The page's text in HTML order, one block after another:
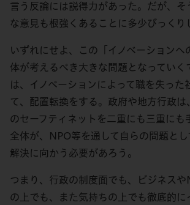
言う反論には説得力があった。だが、そ
な意見も根強くあることに多少びっくり
いずれにせよ、この「イノベーションへ
体が考えるべき大きな問題となっていく
は、イノベーションによって職を失った
て、配置転換をする。政府や地方行政は
のセーフティネットを二重にも三重にも
全体が、NPO等を通して自らの問題とし
解決に向かう必要があろう。
つまり、行政の制度面でも、ビジネスや
の上でも、また気持ちの上でも徹底的に